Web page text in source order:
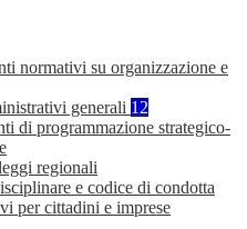
normativi su organizzazione e
generali 12
di programmazione strategico-
regionali
e codice di condotta
per cittadini e imprese